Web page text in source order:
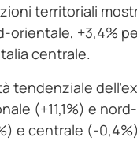
territoriali
orientale, +3,4%
centrale.
tendenziale
(+11,1%) e
e centrale (-